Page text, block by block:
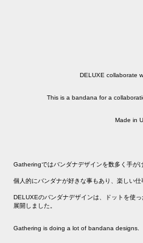
DELUXE collaborate
This is a bandana for a
Made in
Gatheringではバンダナデザインを数多く手が
個人的にバンダナが好きな事もあり、楽しい仕
DELUXEのバンダナデザインは、ドットを使
展開しました。
Gathering is doing a lot of bandana designs.